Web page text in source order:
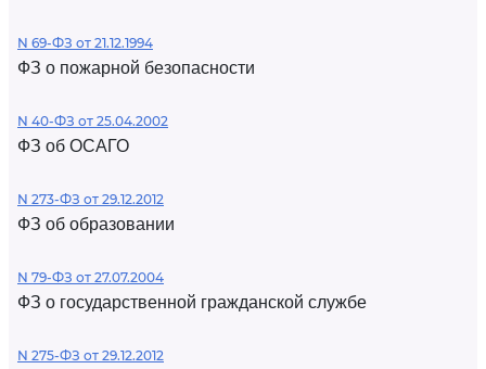
N 69-ФЗ от 21.12.1994
ФЗ о пожарной безопасности
N 40-ФЗ от 25.04.2002
ФЗ об ОСАГО
N 273-ФЗ от 29.12.2012
ФЗ об образовании
N 79-ФЗ от 27.07.2004
ФЗ о государственной гражданской службе
N 275-ФЗ от 29.12.2012